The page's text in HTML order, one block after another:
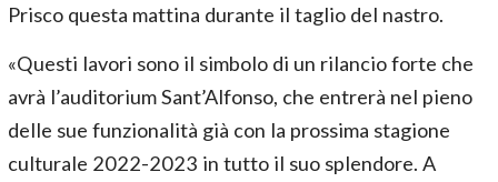
Prisco questa mattina durante il taglio del nastro.
«Questi lavori sono il simbolo di un rilancio forte che
avrà l’auditorium Sant’Alfonso, che entrerà nel pieno
delle sue funzionalità già con la prossima stagione
culturale 2022-2023 in tutto il suo splendore. A